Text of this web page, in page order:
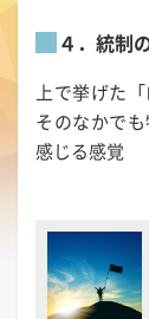
４．統制
上で挙げた
そのなかで
感じる感覚